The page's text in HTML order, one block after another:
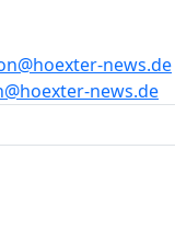
news.de
news.de